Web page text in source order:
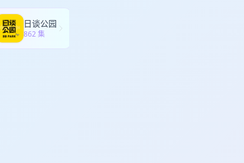
客】 作为对
人生叙事，去
行程的新人类
聊聊ta的选择
【加听友群】
手动进群
，我们能否打
档跳脱三点一
们一起听从内
戳】 00:16
特魅力？
市找工作，
自会相逢。
的公众号，也
利。梦想之
丝、宁宁
日谈公园
862 集